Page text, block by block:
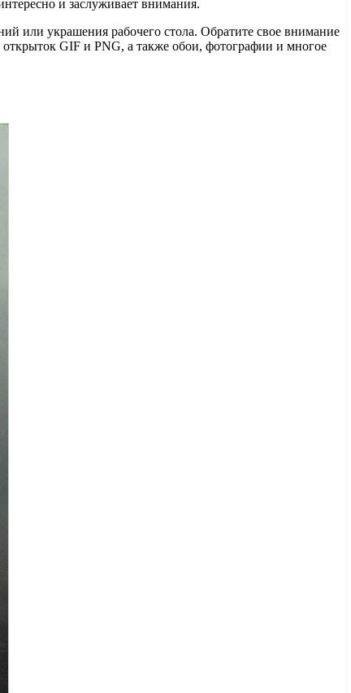
и заслуживает внимания.
или украшения рабочего стола. Обратите свое внимание
GIF и PNG, а также обои, фотографии и многое